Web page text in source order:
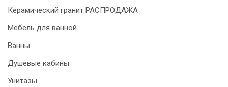
Керамический гранит РАСПРОДАЖА
Мебель для ванной
Ванны
Душевые кабины
Унитазы